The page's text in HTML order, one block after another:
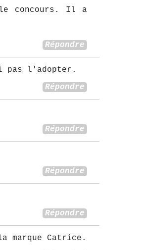
le concours. Il a
Répondre
pas l'adopter.
Répondre
Répondre
Répondre
Répondre
marque Catrice.